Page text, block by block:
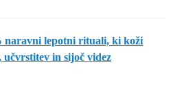
naravni lepotni rituali, ki koži
in sijoč videz